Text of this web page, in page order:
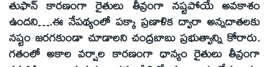
తుఫాన్‌ కారణంగా రైతులు తీవ్రంగా నష్టపోయే అవకాశం
ఉందని….ఈ నేపథ్యంలో పక్కా ప్రణాళిక ద్వారా అన్నదాతలకు
నష్టం జరగకుండా చూడాలని చంద్రబాబు ప్రభుత్వాన్ని కోరారు.
గతంలో అకాల వర్షాల కారణంగా ధాన్యం రైతులు తీవ్రంగా